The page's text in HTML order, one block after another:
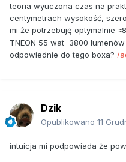
teoria wyuczona czas na
centymetrach wysokość,
mi że potrzebuję optymalnie ≈
TNEON 55 wat 3800
odpowiednie do tego boxa? /
Dzik
Opublikowano 11
intuicja mi podpowiada że